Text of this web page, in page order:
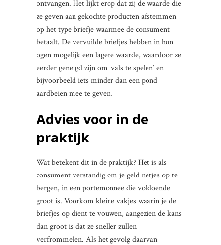
ontvangen. Het lijkt erop dat zij de waarde die
ze geven aan gekochte producten afstemmen
op het type briefje waarmee de consument
betaalt. De vervuilde briefjes hebben in hun
ogen mogelijk een lagere waarde, waardoor ze
eerder geneigd zijn om ‘vals te spelen’ en
bijvoorbeeld iets minder dan een pond
aardbeien mee te geven.
Advies voor in de
praktijk
Wat betekent dit in de praktijk? Het is als
consument verstandig om je geld netjes op te
bergen, in een portemonnee die voldoende
groot is. Voorkom kleine vakjes waarin je de
briefjes op dient te vouwen, aangezien de kans
dan groot is dat ze sneller zullen
verfrommelen. Als het gevolg daarvan